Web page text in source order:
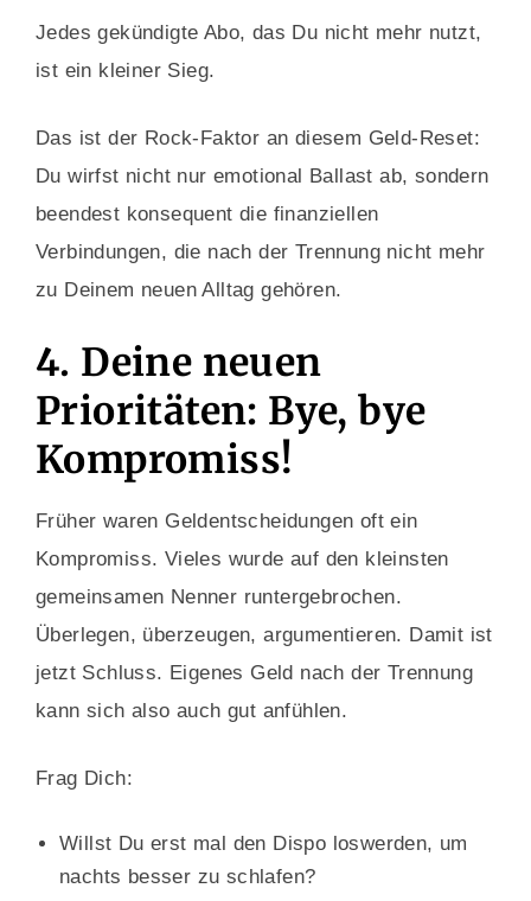
Jedes gekündigte Abo, das Du nicht mehr nutzt,
ist ein kleiner Sieg.
Das ist der Rock-Faktor an diesem Geld-Reset:
Du wirfst nicht nur emotional Ballast ab, sondern
beendest konsequent die finanziellen
Verbindungen, die nach der Trennung nicht mehr
zu Deinem neuen Alltag gehören.
4. Deine neuen
Prioritäten: Bye, bye
Kompromiss!
Früher waren Geldentscheidungen oft ein
Kompromiss. Vieles wurde auf den kleinsten
gemeinsamen Nenner runtergebrochen.
Überlegen, überzeugen, argumentieren. Damit ist
jetzt Schluss. Eigenes Geld nach der Trennung
kann sich also auch gut anfühlen.
Frag Dich:
Willst Du erst mal den Dispo loswerden, um
nachts besser zu schlafen?